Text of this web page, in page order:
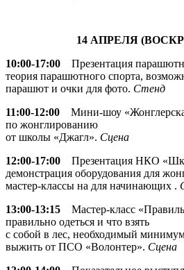
14 АПРЕЛЯ
10:00-17:00 Презентация
теория парашютного спорта,
парашют и очки для фото. Стенд
11:00-12:00 Мини-шоу
по жонглированию
от школы «Джагл». Сцена
12:00-17:00 Презентация НКО
демонстрация оборудования для
мастер-классы на для начинающих .
13:00-13:15 Мастер-класс
правильно одеться и что взять
с собой в лес, необходимый
выжить от ПСО «Волонтер». Сцена